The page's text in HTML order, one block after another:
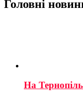
Головні
На